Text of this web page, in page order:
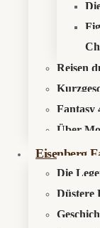
Reisen
Fantasy
Über
Eisenberg
Die
Düstere
Kosmos
Über den
Recht &